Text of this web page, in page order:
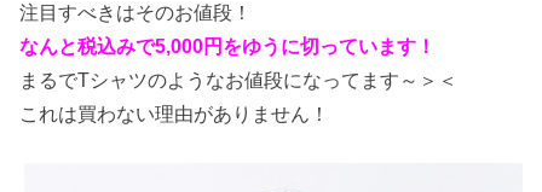
注目すべきはそのお値段！
なんと税込みで5,000円をゆうに切っています！
まるでTシャツのようなお値段になってます～＞＜
これは買わない理由がありません！